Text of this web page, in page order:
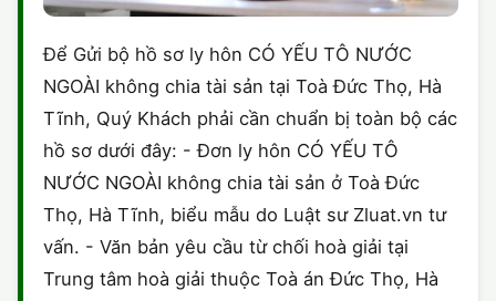
Để Gửi bộ hồ sơ ly hôn CÓ YẾU TÔ NƯỚC
NGOÀI không chia tài sản tại Toà Đức Thọ, Hà
Tĩnh, Quý Khách phải cần chuẩn bị toàn bộ các
hồ sơ dưới đây: - Đơn ly hôn CÓ YẾU TÔ
NƯỚC NGOÀI không chia tài sản ở Toà Đức
Thọ, Hà Tĩnh, biểu mẫu do Luật sư Zluat.vn tư
vấn. - Văn bản yêu cầu từ chối hoà giải tại
Trung tâm hoà giải thuộc Toà án Đức Thọ, Hà